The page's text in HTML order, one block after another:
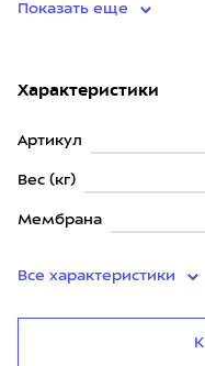
Показать еще
Характеристики
Артикул
Вес (кг)
Мембрана
Все характеристики